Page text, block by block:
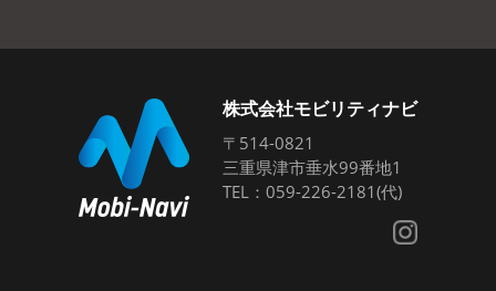
株式会社モビリティナビ
〒514-0821
三重県津市垂水99番地1
TEL： 059-226-2181(代)